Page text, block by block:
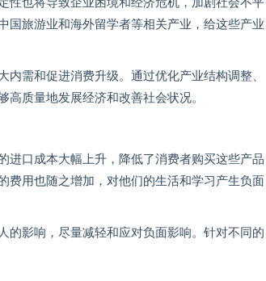
性也将导致企业困境和经济危机，加剧社会不平
国旅游业和海外留学者等相关产业，给这些产业
需和促进消费升级。通过优化产业结构调整、
质量地发展经济和改善社会状况。
进口成本大幅上升，降低了消费者购买这些产品
费用也随之增加，对他们的生活和学习产生负面
的影响，尽量减轻和应对负面影响。针对不同的